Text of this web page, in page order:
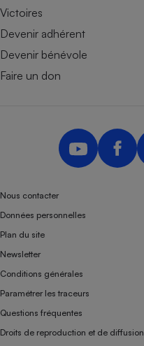
Victoires
Devenir adhérent
Devenir bénévole
Faire un don
Nous contacter
Données personnelles
Plan du site
Newsletter
Conditions générales
Paramétrer les traceurs
Questions fréquentes
Droits de reproduction et de diffusion